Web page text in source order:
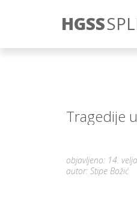
HGSS
Tragedije
objavljeno: 14.
autor: Stipe Božić